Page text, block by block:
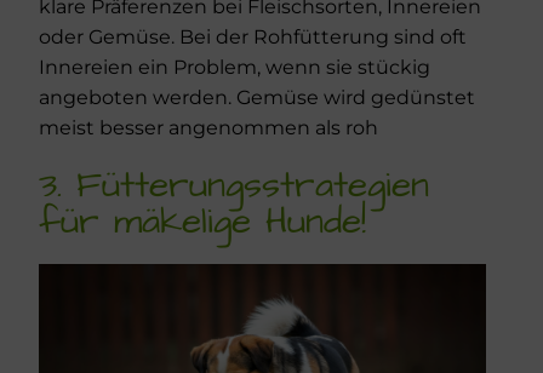
klare Präferenzen bei Fleischsorten, Innereien
oder Gemüse. Bei der Rohfütterung sind oft
Innereien ein Problem, wenn sie stückig
angeboten werden. Gemüse wird gedünstet
meist besser angenommen als roh
3. Fütterungsstrategien
für mäkelige Hunde!